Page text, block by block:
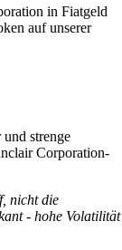
in Fiatgeld
auf unserer
strenge
Corporation-
nicht die
- hohe Volatilität